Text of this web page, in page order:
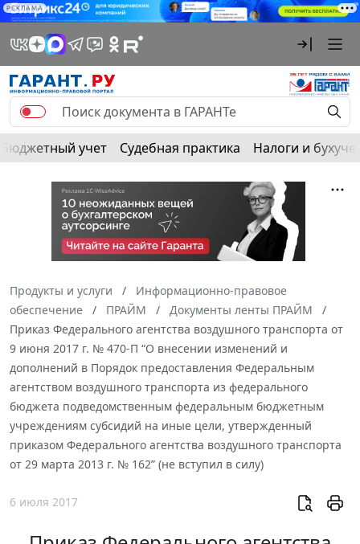
РЕКЛАМА
Бюджетный учет Судебная практика Налоги и
Продукты и услуги
Информационно-правовое
обеспечение
ПРАЙМ
Документы ленты ПРАЙМ
Приказ Федерального агентства воздушного транспорта от
9 июня 2017 г. № 470-П “О внесении изменений и
дополнений в Порядок предоставления Федеральным
агентством воздушного транспорта из федерального
бюджета подведомственным федеральным бюджетным
учреждениям субсидий на иные цели, утвержденный
приказом Федерального агентства воздушного транспорта
от 29 марта 2013 г. № 162” (не вступил в силу)
6 июля 2017